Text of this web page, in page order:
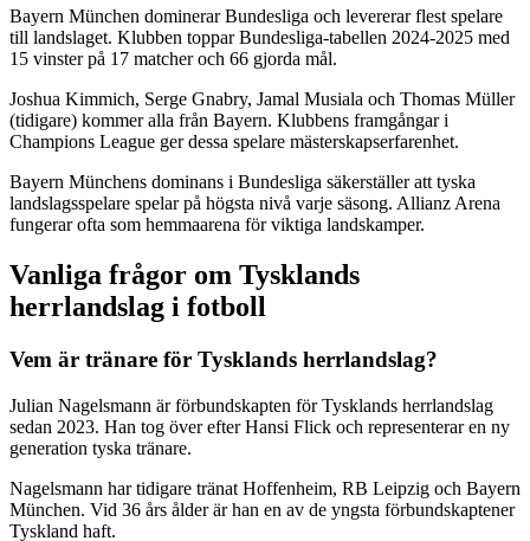
Bayern München dominerar Bundesliga och levererar flest spelare
till landslaget. Klubben toppar Bundesliga-tabellen 2024-2025 med
15 vinster på 17 matcher och 66 gjorda mål.
Joshua Kimmich, Serge Gnabry, Jamal Musiala och Thomas Müller
(tidigare) kommer alla från Bayern. Klubbens framgångar i
Champions League ger dessa spelare mästerskapserfarenhet.
Bayern Münchens dominans i Bundesliga säkerställer att tyska
landslagsspelare spelar på högsta nivå varje säsong. Allianz Arena
fungerar ofta som hemmaarena för viktiga landskamper.
Vanliga frågor om Tysklands
herrlandslag i fotboll
Vem är tränare för Tysklands herrlandslag?
Julian Nagelsmann är förbundskapten för Tysklands herrlandslag
sedan 2023. Han tog över efter Hansi Flick och representerar en ny
generation tyska tränare.
Nagelsmann har tidigare tränat Hoffenheim, RB Leipzig och Bayern
München. Vid 36 års ålder är han en av de yngsta förbundskaptener
Tyskland haft.